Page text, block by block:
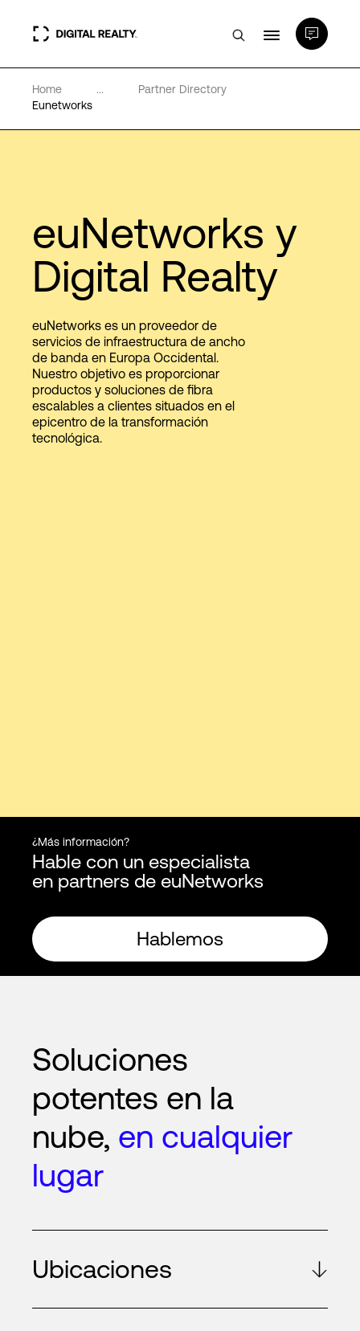
Centros de Datos
Language
Login
Home ...
Partner Directory
Eunetworks
euNetworks y
Digital Realty
euNetworks es un proveedor de
servicios de infraestructura de ancho
de banda en Europa Occidental.
Nuestro objetivo es proporcionar
productos y soluciones de fibra
escalables a clientes situados en el
epicentro de la transformación
tecnológica.
¿Más información?
Hable con un especialista
en partners de euNetworks
Hablemos
Soluciones
potentes en la
nube, en cualquier
lugar
Ubicaciones